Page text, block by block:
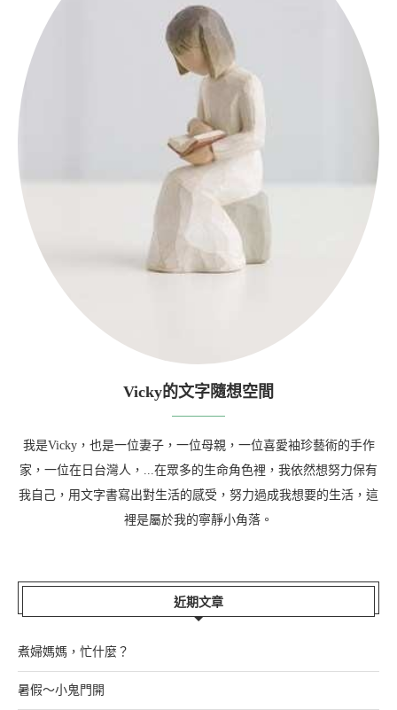
Vicky的文字隨想空間
我是Vicky，也是一位妻子，一位母親，一位喜愛袖珍藝術的手作
家，一位在日台灣人，...在眾多的生命角色裡，我依然想努力保有
我自己，用文字書寫出對生活的感受，努力過成我想要的生活，這
裡是屬於我的寧靜小角落。
近期文章
煮婦媽媽，忙什麼？
暑假～小鬼門開